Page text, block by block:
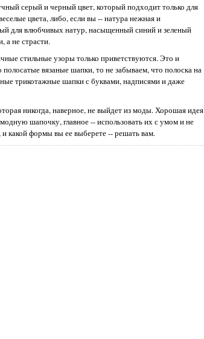
серый и черный цвет, который подходит только для
цвета, либо, если вы -- натура нежная и
для влюбчивых натур, насыщенный синий и зеленый
а не страсти.
стильные узоры только приветствуются. Это и
вязаные шапки, то не забываем, что полоска на
трикотажные шапки с буквами, надписями и даже
никогда, наверное, не выйдет из моды. Хорошая идея
шапочку, главное -- использовать их с умом и не
и какой формы вы ее выберете -- решать вам.